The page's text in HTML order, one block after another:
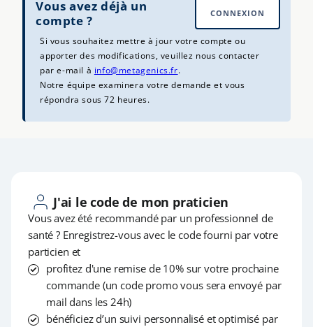
Vous avez déjà un
compte ?
CONNEXION
Si vous souhaitez mettre à jour votre compte ou
apporter des modifications, veuillez nous contacter
par e-mail à info@metagenics.fr.
Notre équipe examinera votre demande et vous
répondra sous 72 heures.
J'ai le code de mon praticien
Vous avez été recommandé par un professionnel de
santé ? Enregistrez-vous avec le code fourni par votre
particien et
profitez d'une remise de 10% sur votre prochaine
commande (un code promo vous sera envoyé par
mail dans les 24h)
bénéficiez d’un suivi personnalisé et optimisé par